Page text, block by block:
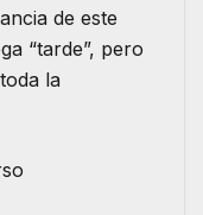
de este
“tarde”, pero
la